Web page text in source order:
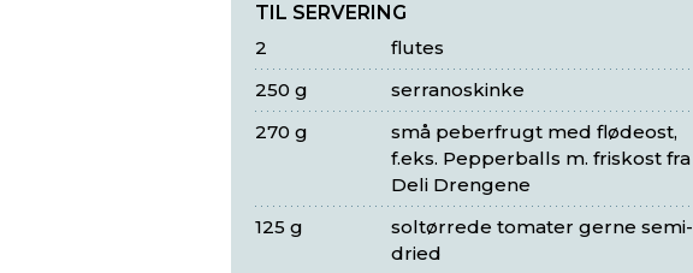
TIL SERVERING
flutes
2
serranoskinke
250 g
små peberfrugt med flødeost,
f.eks. Pepperballs m. friskost fra
Deli Drengene
270 g
soltørrede tomater gerne semi-
dried
125 g